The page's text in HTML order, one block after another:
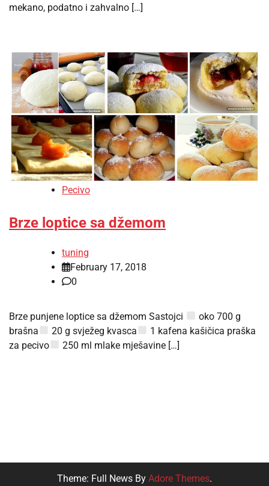
mekano, podatno i zahvalno […]
Pecivo
Brze loptice sa džemom
tuning
February 17, 2018
0
Brze punjene loptice sa džemom Sastojci
oko 700 g
brašna
20 g svježeg kvasca
1 kafena kašičica praška
za pecivo
250 ml mlake mješavine […]
Theme: Full News By Adore Themes.